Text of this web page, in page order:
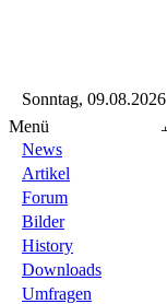
Sonntag, 09.08.2026
Menü
News
Artikel
Forum
Bilder
History
Downloads
Umfragen